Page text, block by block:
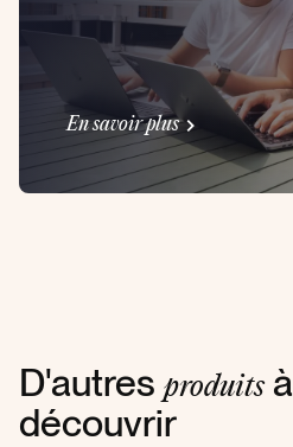
En savoir plus
D'autres produitsà
découvrir